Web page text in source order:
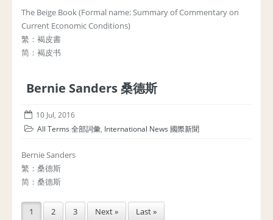
The Beige Book (Formal name: Summary of Commentary on
Current Economic Conditions)
繁：褐皮書
简：褐皮书
Bernie Sanders 桑德斯
10 Jul, 2016
All Terms 全部詞彙, International News 國際新聞
Bernie Sanders
繁：桑德斯
简：桑德斯
1 2 3 Next » Last »